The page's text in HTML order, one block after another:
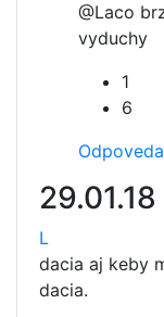
@Laco
vyduchy
1
6
L
dacia aj keby
dacia.